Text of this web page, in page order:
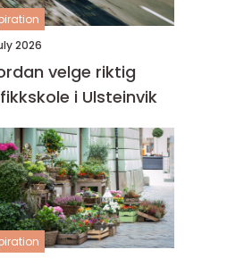
2026
velge riktig
i Ulsteinvik